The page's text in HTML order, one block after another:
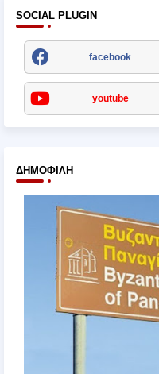
SOCIAL PLUGIN
facebook
youtube
ΔΗΜΟΦΙΛΉ